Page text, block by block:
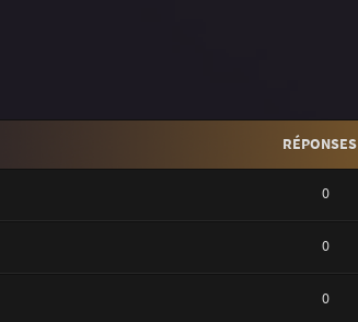
RÉPONSES
0
0
0